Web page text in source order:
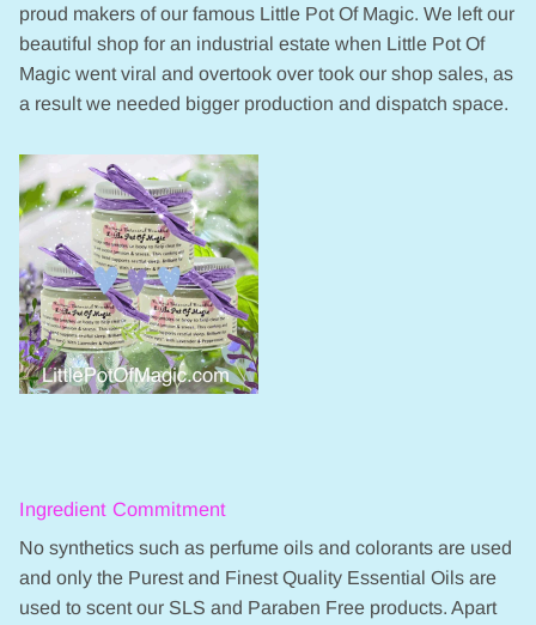
proud makers of our famous Little Pot Of Magic. We left our
beautiful shop for an industrial estate when Little Pot Of
Magic went viral and overtook over took our shop sales, as
a result we needed bigger production and dispatch space.
Ingredient Commitment
No synthetics such as perfume oils and colorants are used
and only the Purest and Finest Quality Essential Oils are
used to scent our SLS and Paraben Free products. Apart